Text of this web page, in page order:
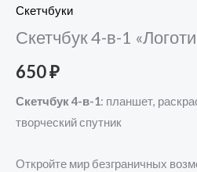
Скетчбуки
Скетчбук 4-в-1
650₽
Скетчбук 4-в-1: планшет,
творческий спутник
Откройте мир безграничных